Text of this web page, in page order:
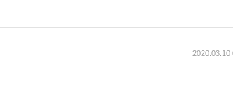
2020.03.10